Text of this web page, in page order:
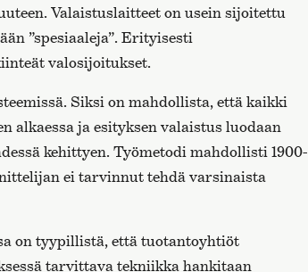
Valaistuslaitteet on usein sijoitettu
”spesiaaleja”. Erityisesti
valosijoitukset.
Siksi on mahdollista, että kaikki
alkaessa ja esityksen valaistus luodaan
kehittyen. Työmetodi mahdollisti 1900-
ei tarvinnut tehdä varsinaista
on tyypillistä, että tuotantoyhtiöt
tarvittava tekniikka hankitaan